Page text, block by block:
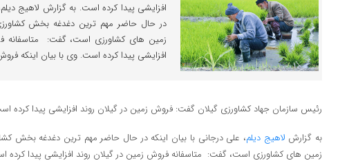
افزایشی پیدا کرده است. به گزارش لاهیج
در حال حاضر مهم ترین دغدغه بخش کشاورزی
زمین های کشاورزی است، گفت: متاسفانه
افزایشی پیدا کرده است. وی با بیان اینکه
رئیس سازمان جهاد کشاورزی گیلان گفت: فروش زمین در گیلان روند افزایشی پیدا کرده
به گزارش لاهیج دیلم، علی درجانی با بیان اینکه در حال حاضر مهم ترین دغدغه بخش
زمین های کشاورزی است، گفت: متاسفانه فروش زمین در گیلان روند افزایشی پیدا کرده